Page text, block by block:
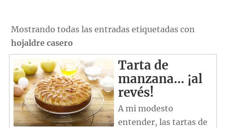
Mostrando todas las entradas etiquetadas con
hojaldre casero
Tarta de
manzana… ¡al
revés!
A mi modesto
entender, las tartas de